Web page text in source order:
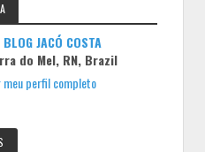
BLOG JACÓ COSTA
do Mel, RN, Brazil
meu perfil completo